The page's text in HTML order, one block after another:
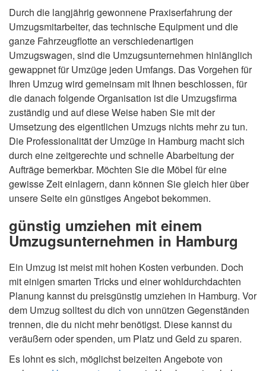
Durch die langjährig gewonnene Praxiserfahrung der
Umzugsmitarbeiter, das technische Equipment und die
ganze Fahrzeugflotte an verschiedenartigen
Umzugswagen, sind die Umzugsunternehmen hinlänglich
gewappnet für Umzüge jeden Umfangs. Das Vorgehen für
Ihren Umzug wird gemeinsam mit Ihnen beschlossen, für
die danach folgende Organisation ist die Umzugsfirma
zuständig und auf diese Weise haben Sie mit der
Umsetzung des eigentlichen Umzugs nichts mehr zu tun.
Die Professionalität der Umzüge in Hamburg macht sich
durch eine zeitgerechte und schnelle Abarbeitung der
Aufträge bemerkbar. Möchten Sie die Möbel für eine
gewisse Zeit einlagern, dann können Sie gleich hier über
unsere Seite ein günstiges Angebot bekommen.
günstig umziehen mit einem
Umzugsunternehmen in Hamburg
Ein Umzug ist meist mit hohen Kosten verbunden. Doch
mit einigen smarten Tricks und einer wohldurchdachten
Planung kannst du preisgünstig umziehen in Hamburg. Vor
dem Umzug solltest du dich von unnützen Gegenständen
trennen, die du nicht mehr benötigst. Diese kannst du
veräußern oder spenden, um Platz und Geld zu sparen.
Es lohnt es sich, möglichst beizeiten Angebote von